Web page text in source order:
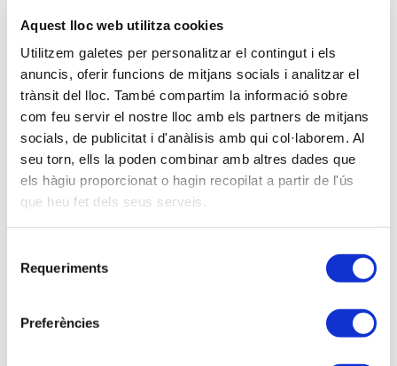
Aquest lloc web utilitza cookies
Utilitzem galetes per personalitzar el contingut i els
anuncis, oferir funcions de mitjans socials i analitzar el
trànsit del lloc. També compartim la informació sobre
com feu servir el nostre lloc amb els partners de mitjans
socials, de publicitat i d'anàlisis amb qui col·laborem. Al
seu torn, ells la poden combinar amb altres dades que
els hàgiu proporcionat o hagin recopilat a partir de l'ús
que heu fet dels seus serveis.
Requeriments
Preferències
Miembro de la Cámara de Comercio de Ibiza y
Formentera:52,00 €
Miembros del Colegio de Administradores de
Fincas de Girona:52,00 €
No asociados:138,00 €
Soy asociado/a
Inscripción VIRTUAL
En Lluís Meseguer López, Inspector Coordinador de
l'Administració Digital Integral (ADI) de l’AEAT a